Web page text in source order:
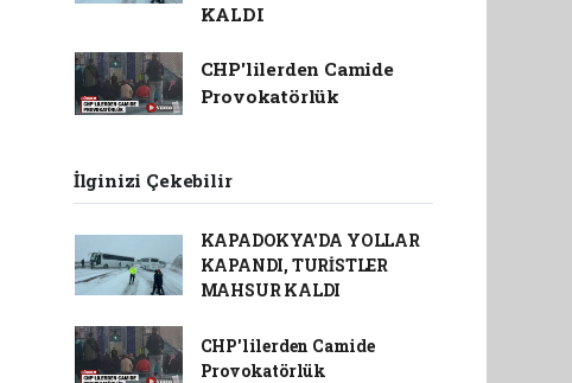
KALDI
CHP'lilerden Camide
Provokatörlük
İlginizi Çekebilir
KAPADOKYA'DA YOLLAR
KAPANDI, TURİSTLER
MAHSUR KALDI
CHP'lilerden Camide
Provokatörlük